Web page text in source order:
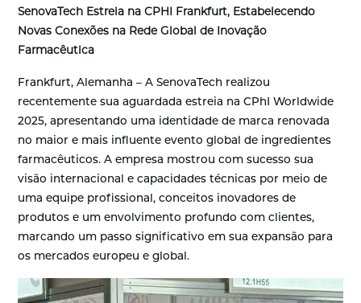
SenovaTech Estreia na CPHI Frankfurt, Estabelecendo
Novas Conexões na Rede Global de Inovação
Farmacêutica
Frankfurt, Alemanha – A SenovaTech realizou
recentemente sua aguardada estreia na CPhI Worldwide
2025, apresentando uma identidade de marca renovada
no maior e mais influente evento global de ingredientes
farmacêuticos. A empresa mostrou com sucesso sua
visão internacional e capacidades técnicas por meio de
uma equipe profissional, conceitos inovadores de
produtos e um envolvimento profundo com clientes,
marcando um passo significativo em sua expansão para
os mercados europeu e global.